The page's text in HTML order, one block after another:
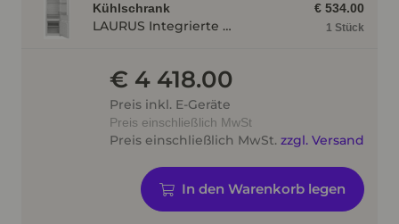
Kühlschrank
LAURUS Integrierte Kühl- Gefrierkombination LKG144E BF LKG144EBF
€ 534.00
1 Stück
€ 4 418.00
Preis inkl. E-Geräte
Preis einschließlich MwSt
Preis einschließlich MwSt. zzgl. Versand
In den Warenkorb legen